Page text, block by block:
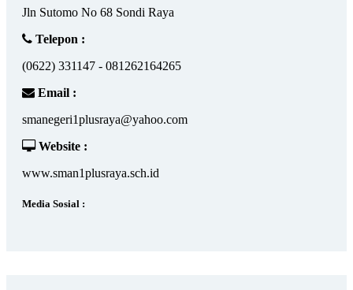
Jln Sutomo No 68 Sondi Raya
Telepon :
(0622) 331147 - 081262164265
Email :
smanegeri1plusraya@yahoo.com
Website :
www.sman1plusraya.sch.id
Media Sosial :